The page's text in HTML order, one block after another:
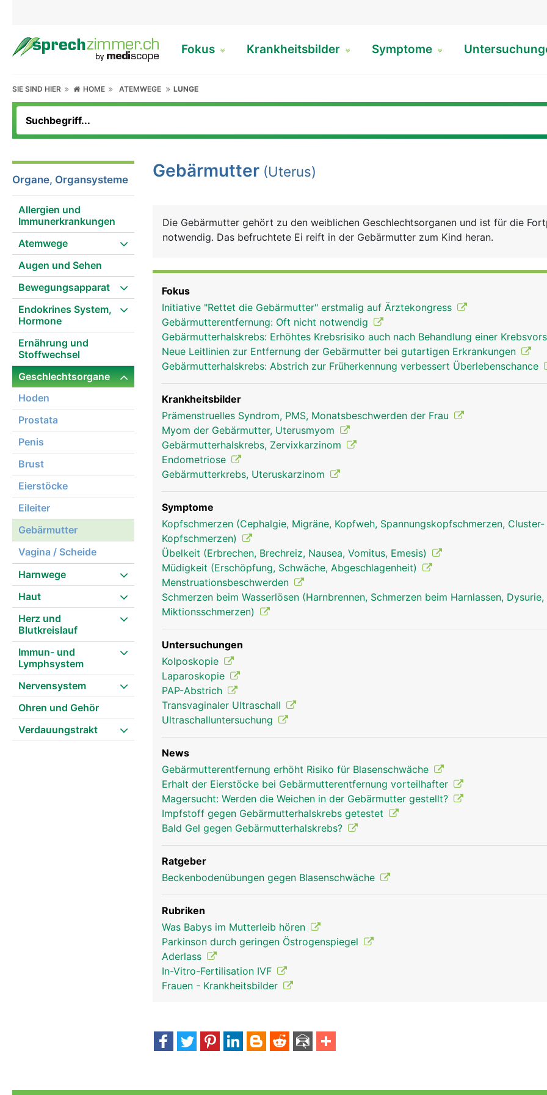
Fokus Krankheitsbilder Symptome
SIE SIND HIER HOME ATEMWEGE LUNGE
Organe, Organsysteme
Allergien und
Immunerkrankungen
Atemwege
Augen und Sehen
Bewegungsapparat
Endokrines System,
Hormone
Ernährung und
Stoffwechsel
Geschlechtsorgane
Hoden
Prostata
Penis
Brust
Eierstöcke
Eileiter
Gebärmutter
Vagina / Scheide
Harnwege
Haut
Herz und
Blutkreislauf
Immun- und
Lymphsystem
Nervensystem
Ohren und Gehör
Verdauungstrakt
Gebärmutter (Uterus)
Die Gebärmutter gehört zu den weiblichen Geschlechtsorganen und ist für die
notwendig. Das befruchtete Ei reift in der Gebärmutter zum Kind heran.
Fokus
Initiative "Rettet die Gebärmutter" erstmalig auf Ärztekongress
Gebärmutterentfernung: Oft nicht notwendig
Gebärmutterhalskrebs: Erhöhtes Krebsrisiko auch nach Behandlung einer
Neue Leitlinien zur Entfernung der Gebärmutter bei gutartigen Erkrankungen
Gebärmutterhalskrebs: Abstrich zur Früherkennung verbessert Überlebenschance
Krankheitsbilder
Prämenstruelles Syndrom, PMS, Monatsbeschwerden der Frau
Myom der Gebärmutter, Uterusmyom
Gebärmutterhalskrebs, Zervixkarzinom
Endometriose
Gebärmutterkrebs, Uteruskarzinom
Symptome
Kopfschmerzen (Cephalgie, Migräne, Kopfweh, Spannungskopfschmerzen, Cluster-
Kopfschmerzen)
Übelkeit (Erbrechen, Brechreiz, Nausea, Vomitus, Emesis)
Müdigkeit (Erschöpfung, Schwäche, Abgeschlagenheit)
Menstruationsbeschwerden
Schmerzen beim Wasserlösen (Harnbrennen, Schmerzen beim Harnlassen,
Miktionsschmerzen)
Untersuchungen
Kolposkopie
Laparoskopie
PAP-Abstrich
Transvaginaler Ultraschall
Ultraschalluntersuchung
News
Gebärmutterentfernung erhöht Risiko für Blasenschwäche
Erhalt der Eierstöcke bei Gebärmutterentfernung vorteilhafter
Magersucht: Werden die Weichen in der Gebärmutter gestellt?
Impfstoff gegen Gebärmutterhalskrebs getestet
Bald Gel gegen Gebärmutterhalskrebs?
Ratgeber
Beckenbodenübungen gegen Blasenschwäche
Rubriken
Was Babys im Mutterleib hören
Parkinson durch geringen Östrogenspiegel
Aderlass
In-Vitro-Fertilisation IVF
Frauen - Krankheitsbilder